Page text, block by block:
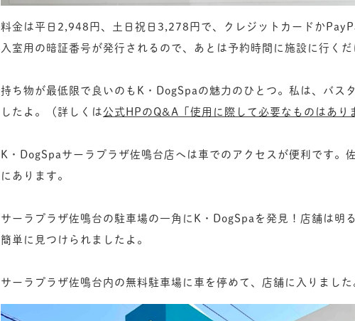
料金は平日2,948円、土日祝日3,278円で、クレジットカードか
入室用の暗証番号が発行されるので、あとは予約時間に施設に行くだ
持ち物が最低限で良いのもK・DogSpaの魅力のひとつ。私は、バス
したよ。（詳しくは 公式HPのQ&A「使用に際して必要なものはあり
K・DogSpaサーラプラザ佐鳴台店へは車でのアクセスが便利です。
にあります。
サーラプラザ佐鳴台の駐車場の一角にK・DogSpaを発見！店舗は明
簡単に見つけられましたよ。
サーラプラザ佐鳴台内の無料駐車場に車を停めて、店舗に入りました